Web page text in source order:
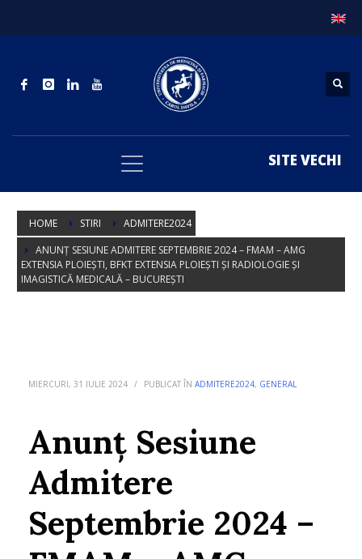
SITE VECHI
HOME STIRI
ADMITERE2024
ANUNȚ SESIUNE ADMITERE SEPTEMBRIE 2024 – FMAM – AMG
EXTENSIA PLOIEȘTI, BFKT EXTENSIA PLOIEȘTI ȘI RADIOLOGIE ȘI
IMAGISTICĂ MEDICALĂ – BUCUREȘTI
MIERCURI, 31 IULIE 2024 / PUBLICAT ÎN ADMITERE2024, GENERAL
Anunț Sesiune
Admitere
Septembrie 2024 –